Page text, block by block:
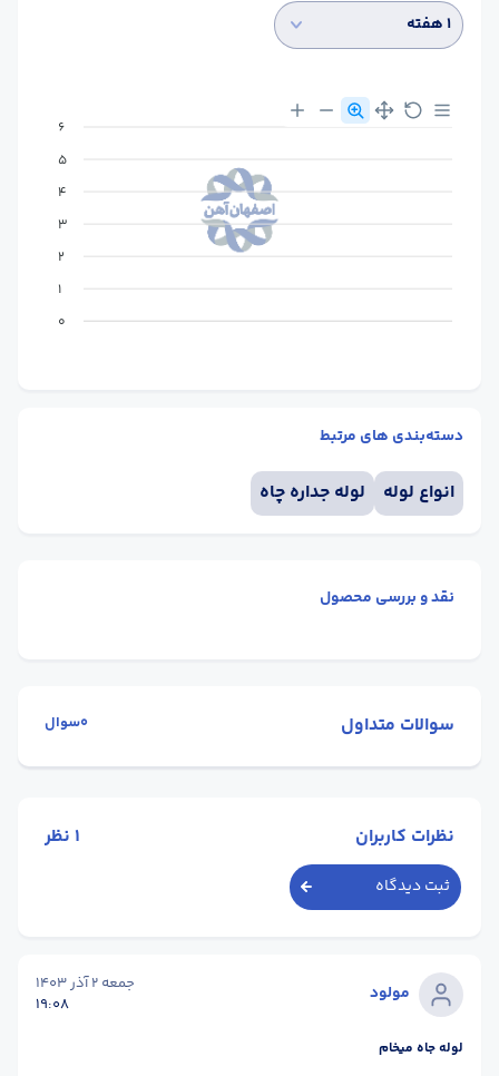
۱ هفته
6
5
4
3
2
1
0
دسته‌بندی های مرتبط
انواع لوله لوله جداره چاه
نقد و بررسی محصول
سوالات متداول 0سوال
نظرات کاربران 1 نظر
ثبت دیدگاه
مولود
جمعه 2 آذر 1403
19:08
لوله جاه میخام